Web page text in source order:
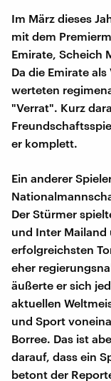
Im März dieses
mit dem
Emirate, Scheich
Da die Emirate
werteten
"Verrat". Kurz
er komplett.
Ein anderer
Der Stürmer
und Inter Mailand
erfolgreichsten
eher
äußerte er sich
aktuellen
und Sport
Borree. Das ist
darauf, dass ein
betont der